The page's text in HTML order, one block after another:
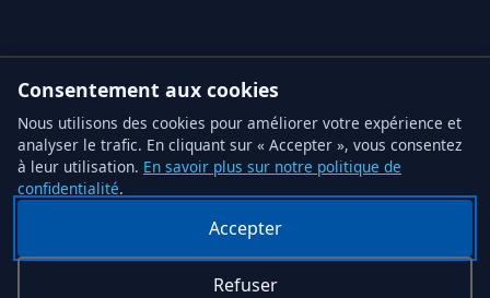
Consentement aux cookies
Nous utilisons des cookies pour améliorer votre expérience et
analyser le trafic. En cliquant sur « Accepter », vous consentez
à leur utilisation. En savoir plus sur notre politique de
confidentialité.
Accepter
Refuser